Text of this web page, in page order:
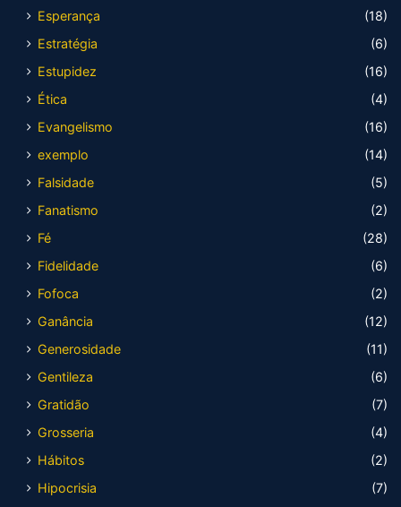
Esperança
(18)
Estratégia
(6)
Estupidez
(16)
Ética
(4)
Evangelismo
(16)
exemplo
(14)
Falsidade
(5)
Fanatismo
(2)
Fé
(28)
Fidelidade
(6)
Fofoca
(2)
Ganância
(12)
Generosidade
(11)
Gentileza
(6)
Gratidão
(7)
Grosseria
(4)
Hábitos
(2)
Hipocrisia
(7)